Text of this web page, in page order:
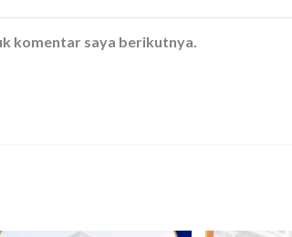
komentar saya berikutnya.